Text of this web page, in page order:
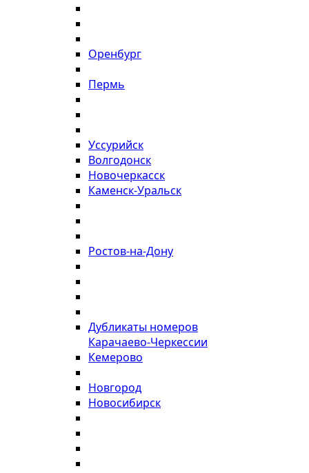
Оренбург
Пермь
Уссурийск
Волгодонск
Новочеркасск
Каменск-Уральск
Ростов-на-Дону
Дубликаты номеров
Карачаево-Черкессии
Кемерово
Новгород
Новосибирск